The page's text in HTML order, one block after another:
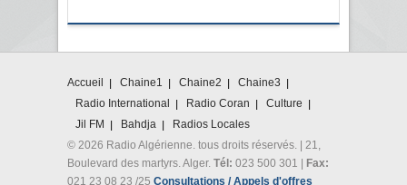
Accueil Chaine1 Chaine2
Chaine3
Radio International
Radio Coran
Culture
Jil FM
Bahdja
Radios Locales
© 2026 Radio Algérienne. tous droits réservés. | 21,
Boulevard des martyrs. Alger. Tél: 023 500 301 | Fax:
021 23 08 23 /25 Consultations / Appels d'offres